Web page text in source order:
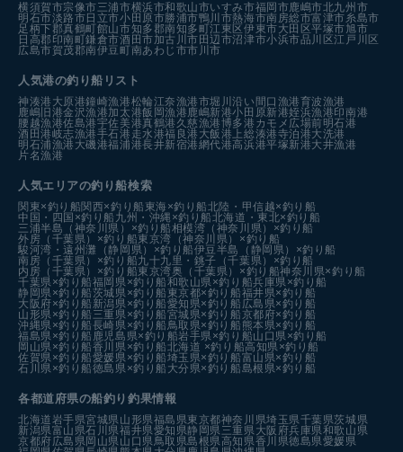
横須賀市宗像市三浦市横浜市和歌山市いすみ市福岡市鹿嶋市北九州市
明石市淡路市 日立市小田原市勝浦市鴨川市熱海市南房総市富津市糸島市
足柄下郡真鶴町館山市知多郡南知多町江東区伊東市大田区平塚市旭市
日高郡印南町鎌倉市酒田市加古川市 田辺市沼津市小浜市品川区江戸川区
広島市賀茂郡南伊豆町南あわじ市市川市
人気港の釣り船リスト
神湊港 大原港鐘崎漁港松輪江奈漁港市堀川沿い 間口漁港育波漁港
鹿嶋旧港金沢漁港加太港飯岡漁港鹿嶋新港小田原新港姪浜漁港印南港
腰越漁港佐島港宇佐美港真鶴港 久慈漁港博多港カモメ広場前明石港
酒田港岐志漁港手石港 走水港福良港 大飯港 上総湊港寺泊港大洗港
明石浦漁港 大磯港福浦港長井新宿港網代港高浜港平塚新港大井漁港
片名漁港
人気エリアの釣り船検索
関東×釣り船関西×釣り船 東海×釣り船北陸・甲信越×釣り船
中国・四国×釣り船 九州・沖縄×釣り船北海道・東北×釣り船
三浦半島（神奈川県）×釣り船相模湾（神奈川県）×釣り船
外房（千葉県）×釣り船東京湾（神奈川県）×釣り船
駿河湾・遠州灘（静岡県）×釣り船伊豆半島（静岡県）×釣り船
南房（千葉県）×釣り船九十九里・銚子（千葉県）×釣り船
内房（千葉県）×釣り船東京湾奥（千葉県）×釣り船神奈川県×釣り船
千葉県×釣り船福岡県×釣り船和歌山県×釣り船兵庫県×釣り船
静岡県×釣り船茨城県×釣り船 東京都×釣り船福井県×釣り船
大阪府×釣り船 新潟県×釣り船愛知県×釣り船 広島県×釣り船
山形県×釣り船 三重県×釣り船宮城県×釣り船京都府×釣り船
沖縄県×釣り船長崎県×釣り船鳥取県×釣り船 熊本県×釣り船
福島県×釣り船 鹿児島県×釣り船岩手県×釣り船山口県×釣り船
岡山県×釣り船香川県×釣り船北海道 ×釣り船高知県×釣り船
佐賀県×釣り船愛媛県×釣り船埼玉県×釣り船富山県×釣り船
石川県×釣り船徳島県×釣り船 大分県×釣り船島根県×釣り船
各都道府県の船釣り釣果情報
北海道岩手県宮城県山形県福島県東京都神奈川県埼玉県千葉県茨城県
新潟県富山県石川県福井県愛知県静岡県三重県大阪府兵庫県和歌山県
京都府広島県岡山県山口県鳥取県島根県高知県香川県徳島県愛媛県